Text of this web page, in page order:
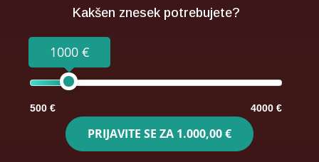
Kakšen znesek potrebujete?
1000 €
500 € 4000 €
PRIJAVITE SE ZA 1.000,00 €